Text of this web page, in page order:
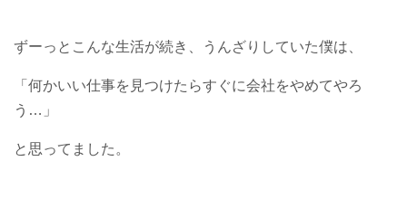
ずーっとこんな生活が続き、うんざりしていた僕は、
「何かいい仕事を見つけたらすぐに会社をやめてやろ
う…」
と思ってました。